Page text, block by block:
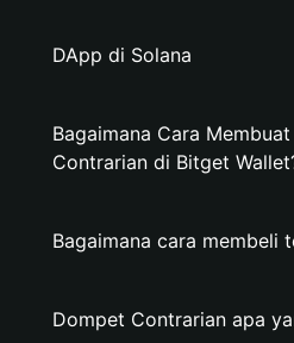
DApp di Solana
Bagaimana Cara
Contrarian di Bitget
Bagaimana cara membeli
Dompet Contrarian apa